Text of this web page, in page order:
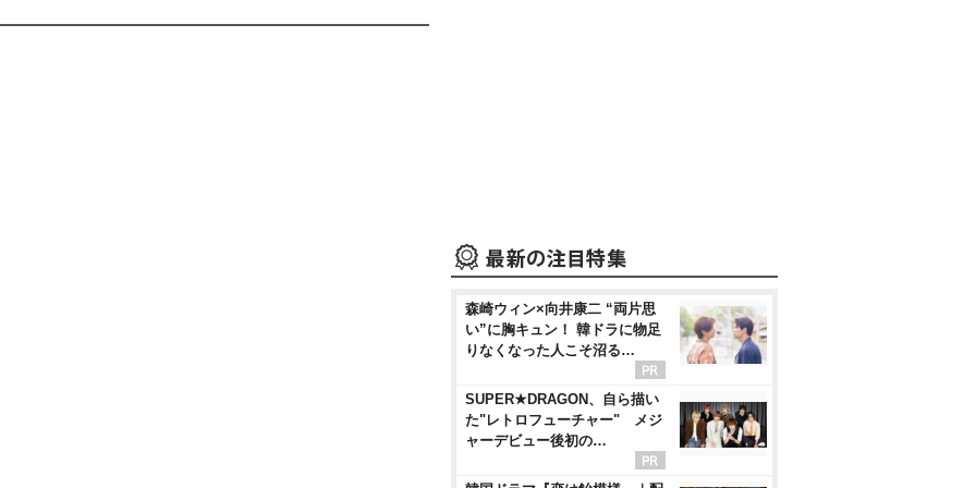
森崎ウィン×向井康二 “両片思
い”に胸キュン！ 韓ドラに物足
りなくなった人こそ沼る…
SUPER★DRAGON、自ら描い
た"レトロフューチャー" メジ
ャーデビュー後初の…